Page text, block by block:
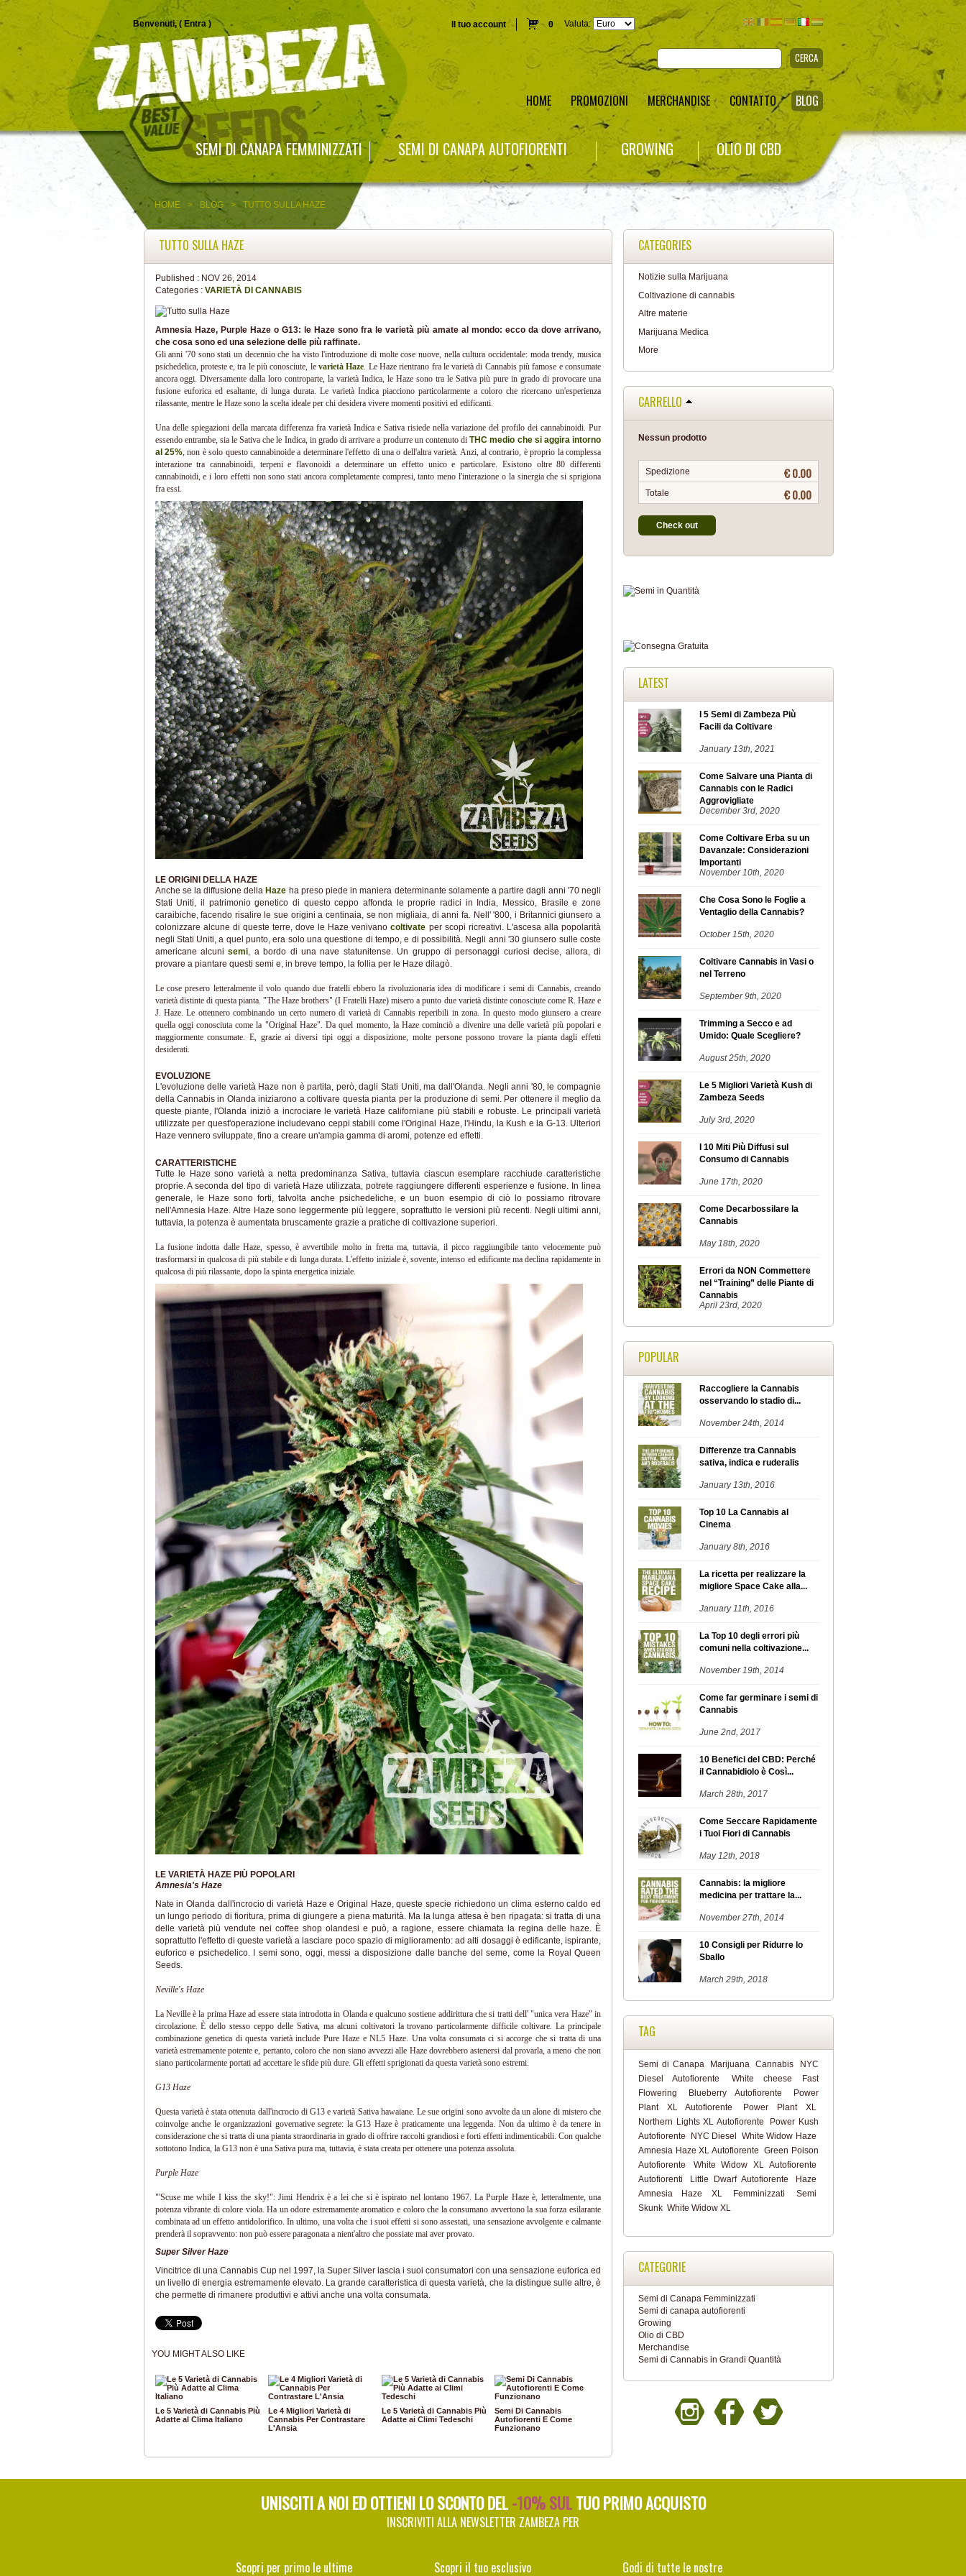
Benvenuti, ( Entra) Il tuo account 0 Valuta:
CERCA
HOME PROMOZIONI MERCHANDISE CONTATTO BLOG
SEMI DI CANAPA FEMMINIZZATI SEMI DI CANAPA AUTOFIORENTI GROWING OLIO DI CBD
HOME > BLOG > TUTTO SULLA HAZE
TUTTO SULLA HAZE
Published : NOV 26, 2014
Categories : VARIETÀ DI CANNABIS
Amnesia Haze, Purple Haze o G13: le Haze sono fra le varietà più amate al mondo: ecco da dove arrivano,
che cosa sono ed una selezione delle più raffinate.
Gli anni '70 sono stati un decennio che ha visto l'introduzione di molte cose nuove, nella cultura occidentale: moda trendy, musica
psichedelica, proteste e, tra le più conosciute, le varietà Haze . Le Haze rientrano fra le varietà di Cannabis più famose e consumate
ancora oggi. Diversamente dalla loro controparte, la varietà Indica, le Haze sono tra le Sativa più pure in grado di provocare una
fusione euforica ed esaltante, di lunga durata. Le varietà Indica piacciono particolarmente a coloro che ricercano un'esperienza
rilassante, mentre le Haze sono la scelta ideale per chi desidera vivere momenti positivi ed edificanti.
Una delle spiegazioni della marcata differenza fra varietà Indica e Sativa risiede nella variazione del profilo dei cannabinoidi. Pur
essendo entrambe, sia le Sativa che le Indica, in grado di arrivare a produrre un contenuto diTHC medio che si aggira intorno
al 25%, non è solo questo cannabinoide a determinare l'effetto di una o dell'altra varietà. Anzi, al contrario, è proprio la complessa
interazione tra cannabinoidi, terpeni e flavonoidi a determinare un effetto unico e particolare. Esistono oltre 80 differenti
cannabinoidi, e i loro effetti non sono stati ancora completamente compresi, tanto meno l'interazione o la sinergia che si sprigiona
fra essi.
LE ORIGINI DELLA HAZE
Anche se la diffusione dellaHaze ha preso piede in maniera determinante solamente a partire dagli anni '70 negli
Stati Uniti, il patrimonio genetico di questo ceppo affonda le proprie radici in India, Messico, Brasile e zone
caraibiche, facendo risalire le sue origini a centinaia, se non migliaia, di anni fa. Nell' '800, i Britannici giunsero a
colonizzare alcune di queste terre, dove le Haze venivanocoltivate per scopi ricreativi. L'ascesa alla popolarità
negli Stati Uniti, a quel punto, era solo una questione di tempo, e di possibilità. Negli anni '30 giunsero sulle coste
americane alcunisemi , a bordo di una nave statunitense. Un gruppo di personaggi curiosi decise, allora, di
provare a piantare questi semi e, in breve tempo, la follia per le Haze dilagò.
Le cose presero letteralmente il volo quando due fratelli ebbero la rivoluzionaria idea di modificare i semi di Cannabis, creando
varietà distinte di questa pianta. "The Haze brothers" (I Fratelli Haze) misero a punto due varietà distinte conosciute come R. Haze e
J. Haze. Le ottennero combinando un certo numero di varietà di Cannabis reperibili in zona. In questo modo giunsero a creare
quella oggi conosciuta come la "Original Haze". Da quel momento, la Haze cominciò a divenire una delle varietà più popolari e
maggiormente consumate. E, grazie ai diversi tipi oggi a disposizione, molte persone possono trovare la pianta dagli effetti
desiderati.
EVOLUZIONE
L'evoluzione delle varietà Haze non è partita, però, dagli Stati Uniti, ma dall'Olanda. Negli anni '80, le compagnie
della Cannabis in Olanda iniziarono a coltivare questa pianta per la produzione di semi. Per ottenere il meglio da
queste piante, l'Olanda iniziò a incrociare le varietà Haze californiane più stabili e robuste. Le principali varietà
utilizzate per quest'operazione includevano ceppi stabili come l'Original Haze, l'Hindu, la Kush e la G-13. Ulteriori
Haze vennero sviluppate, fino a creare un'ampia gamma di aromi, potenze ed effetti.
CARATTERISTICHE
Tutte le Haze sono varietà a netta predominanza Sativa, tuttavia ciascun esemplare racchiude caratteristiche
proprie. A seconda del tipo di varietà Haze utilizzata, potrete raggiungere differenti esperienze e fusione. In linea
generale, le Haze sono forti, talvolta anche psichedeliche, e un buon esempio di ciò lo possiamo ritrovare
nell'Amnesia Haze. Altre Haze sono leggermente più leggere, soprattutto le versioni più recenti. Negli ultimi anni,
tuttavia, la potenza è aumentata bruscamente grazie a pratiche di coltivazione superiori.
La fusione indotta dalle Haze, spesso, è avvertibile molto in fretta ma, tuttavia, il picco raggiungibile tanto velocemente può
trasformarsi in qualcosa di più stabile e di lunga durata. L'effetto iniziale è, sovente, intenso ed edificante ma declina rapidamente in
qualcosa di più rilassante, dopo la spinta energetica iniziale.
LE VARIETÀ HAZE PIÙ POPOLARI
Amnesia's Haze
Nate in Olanda dall'incrocio di varietà Haze e Original Haze, queste specie richiedono un clima esterno caldo ed
un lungo periodo di fioritura, prima di giungere a piena maturità. Ma la lunga attesa è ben ripagata: si tratta di una
delle varietà più vendute nei coffee shop olandesi e può, a ragione, essere chiamata la regina delle haze. È
soprattutto l'effetto di queste varietà a lasciare poco spazio di miglioramento: ad alti dosaggi è edificante, ispirante,
euforico e psichedelico. I semi sono, oggi, messi a disposizione dalle banche del seme, come la Royal Queen
Seeds.
Neville's Haze
La Neville è la prima Haze ad essere stata introdotta in Olanda e qualcuno sostiene addirittura che si tratti dell' "unica vera Haze" in
circolazione. È dello stesso ceppo delle Sativa, ma alcuni coltivatori la trovano particolarmente difficile coltivare. La principale
combinazione genetica di questa varietà include Pure Haze e NL5 Haze. Una volta consumata ci si accorge che si tratta di una
varietà estremamente potente e, pertanto, coloro che non siano avvezzi alle Haze dovrebbero astenersi dal provarla, a meno che non
siano particolarmente portati ad accettare le sfide più dure. Gli effetti sprigionati da questa varietà sono estremi.
G13 Haze
Questa varietà è stata ottenuta dall'incrocio di G13 e varietà Sativa hawaiane. Le sue origini sono avvolte da un alone di mistero che
coinvolge anche le organizzazioni governative segrete: la G13 Haze è praticamente una leggenda. Non da ultimo è da tenere in
considerazione che si tratta di una pianta straordinaria in grado di offrire raccolti grandiosi e forti effetti indimenticabili. Con qualche
sottotono Indica, la G13 non è una Sativa pura ma, tuttavia, è stata creata per ottenere una potenza assoluta.
Purple Haze
"'Scuse me while I kiss the sky!": Jimi Hendrix è a lei che si è ispirato nel lontano 1967. La Purple Haze è, letteralmente, una
potenza vibrante di colore viola. Ha un odore estremamente aromatico e coloro che la consumano avvertono la sua forza esilarante
combinata ad un effetto antidolorifico. In ultimo, una volta che i suoi effetti si sono assestati, una sensazione avvolgente e calmante
prenderà il sopravvento: non può essere paragonata a nient'altro che possiate mai aver provato.
Super Silver Haze
Vincitrice di una Cannabis Cup nel 1997, la Super Silver lascia i suoi consumatori con una sensazione euforica ed
un livello di energia estremamente elevato. La grande caratteristica di questa varietà, che la distingue sulle altre, è
che permette di rimanere produttivi e attivi anche una volta consumata.
YOU MIGHT ALSO LIKE
Le 5 Varietà di Cannabis Più
Adatte al Clima Italiano
Le 4 Migliori Varietà di
Cannabis Per Contrastare
L'Ansia
Le 5 Varietà di Cannabis Più
Adatte ai Climi Tedeschi
Semi Di Cannabis
Autofiorenti E Come
Funzionano
CATEGORIES
Notizie sulla Marijuana
Coltivazione di cannabis
Altre materie
Marijuana Medica
More
CARRELLO
Nessun prodotto
Spedizione € 0.00
Totale € 0.00
Check out
LATEST
I 5 Semi di Zambeza Più
Facili da Coltivare
January 13th, 2021
Come Salvare una Pianta di
Cannabis con le Radici
Aggrovigliate
December 3rd, 2020
Come Coltivare Erba su un
Davanzale: Considerazioni
Importanti
November 10th, 2020
Che Cosa Sono le Foglie a
Ventaglio della Cannabis?
October 15th, 2020
Coltivare Cannabis in Vasi o
nel Terreno
September 9th, 2020
Trimming a Secco e ad
Umido: Quale Scegliere?
August 25th, 2020
Le 5 Migliori Varietà Kush di
Zambeza Seeds
July 3rd, 2020
I 10 Miti Più Diffusi sul
Consumo di Cannabis
June 17th, 2020
Come Decarbossilare la
Cannabis
May 18th, 2020
Errori da NON Commettere
nel “Training” delle Piante di
Cannabis
April 23rd, 2020
POPULAR
Raccogliere la Cannabis
osservando lo stadio di...
November 24th, 2014
Differenze tra Cannabis
sativa, indica e ruderalis
January 13th, 2016
Top 10 La Cannabis al
Cinema
January 8th, 2016
La ricetta per realizzare la
migliore Space Cake alla...
January 11th, 2016
La Top 10 degli errori più
comuni nella coltivazione...
November 19th, 2014
Come far germinare i semi di
Cannabis
June 2nd, 2017
10 Benefici del CBD: Perché
il Cannabidiolo è Così...
March 28th, 2017
Come Seccare Rapidamente
i Tuoi Fiori di Cannabis
May 12th, 2018
Cannabis: la migliore
medicina per trattare la...
November 27th, 2014
10 Consigli per Ridurre lo
Sballo
March 29th, 2018
TAG
Semi di Canapa Marijuana Cannabis
NYC
Diesel Autofiorente
White cheese Fast
Flowering
Blueberry Autofiorente
Power
Plant XL Autofiorente
Power Plant XL
Northern Lights XL Autofiorente
Power Kush
Autofiorente
NYC Diesel
White Widow Haze
Amnesia Haze XL Autofiorente Green Poison
Autofiorente
White Widow XL Autofiorente
Autofiorenti
Little Dwarf Autofiorente
Haze
Amnesia Haze XL
Femminizzati
Semi
Skunk White Widow XL
CATEGORIE
Semi di Canapa Femminizzati
Semi di canapa autofiorenti
Growing
Olio di CBD
Merchandise
Semi di Cannabis in Grandi Quantità
UNISCITI A NOI ED OTTIENI LO SCONTO DEL-10% SULTUO PRIMO ACQUISTO
INSCRIVITI ALLA NEWSLETTER ZAMBEZA PER
Scopri per primo le ultime Scopri il tuo esclusivo Godi di tutte le nostre